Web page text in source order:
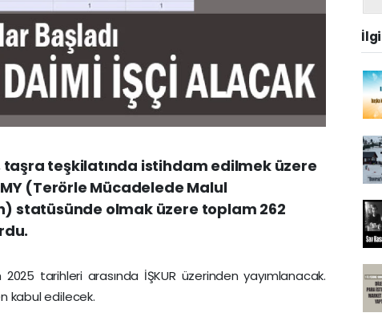
teşkilatında istihdam edilmek üzere
(Terörle Mücadelede Malul
statüsünde olmak üzere toplam 262
tarihleri arasında İŞKUR üzerinden yayımlanacak.
kabul edilecek.